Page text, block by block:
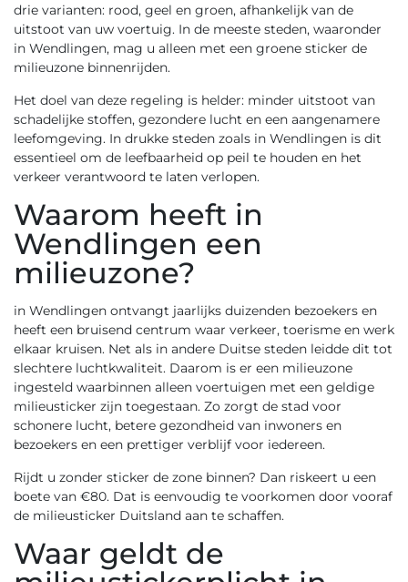
drie varianten: rood, geel en groen, afhankelijk van de
uitstoot van uw voertuig. In de meeste steden, waaronder
in Wendlingen, mag u alleen met een groene sticker de
milieuzone binnenrijden.
Het doel van deze regeling is helder: minder uitstoot van
schadelijke stoffen, gezondere lucht en een aangenamere
leefomgeving. In drukke steden zoals in Wendlingen is dit
essentieel om de leefbaarheid op peil te houden en het
verkeer verantwoord te laten verlopen.
Waarom heeft in
Wendlingen een
milieuzone?
in Wendlingen ontvangt jaarlijks duizenden bezoekers en
heeft een bruisend centrum waar verkeer, toerisme en werk
elkaar kruisen. Net als in andere Duitse steden leidde dit tot
slechtere luchtkwaliteit. Daarom is er een milieuzone
ingesteld waarbinnen alleen voertuigen met een geldige
milieusticker zijn toegestaan. Zo zorgt de stad voor
schonere lucht, betere gezondheid van inwoners en
bezoekers en een prettiger verblijf voor iedereen.
Rijdt u zonder sticker de zone binnen? Dan riskeert u een
boete van €80. Dat is eenvoudig te voorkomen door vooraf
de milieusticker Duitsland aan te schaffen.
Waar geldt de